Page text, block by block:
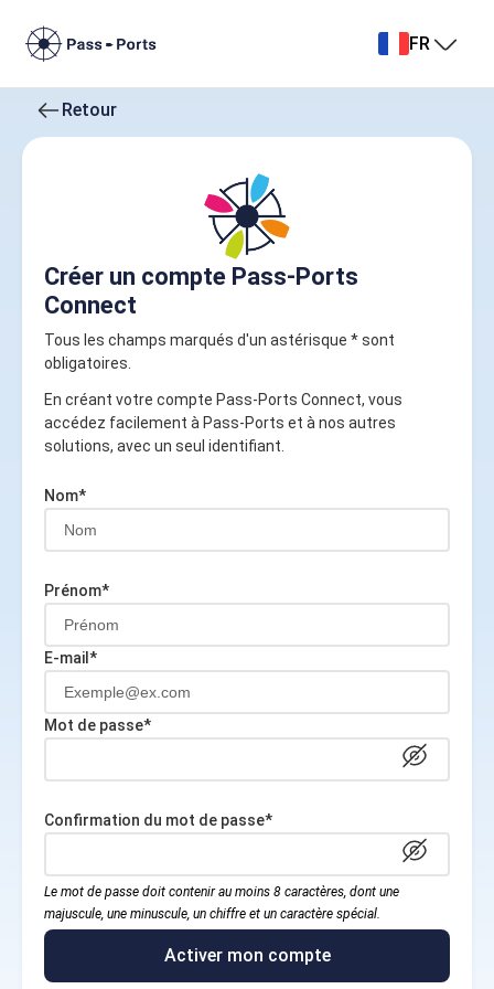
FR
Retour
Créer un compte Pass-Ports
Connect
Tous les champs marqués d'un astérisque * sont
obligatoires.
En créant votre compte Pass-Ports Connect, vous
accédez facilement à Pass-Ports et à nos autres
solutions, avec un seul identifiant.
Nom*
Prénom*
E-mail*
Mot de passe*
Confirmation du mot de passe*
Le mot de passe doit contenir au moins 8 caractères, dont une
majuscule, une minuscule, un chiffre et un caractère spécial.
Activer mon compte